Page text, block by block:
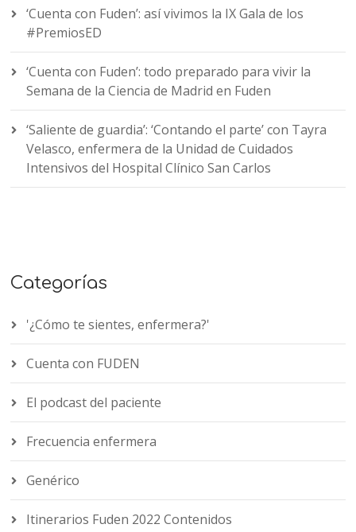
‘Cuenta con Fuden’: así vivimos la IX Gala de los
#PremiosED
‘Cuenta con Fuden’: todo preparado para vivir la
Semana de la Ciencia de Madrid en Fuden
‘Saliente de guardia’: ‘Contando el parte’ con Tayra
Velasco, enfermera de la Unidad de Cuidados
Intensivos del Hospital Clínico San Carlos
Categorías
'¿Cómo te sientes, enfermera?'
Cuenta con FUDEN
El podcast del paciente
Frecuencia enfermera
Genérico
Itinerarios Fuden 2022 Contenidos